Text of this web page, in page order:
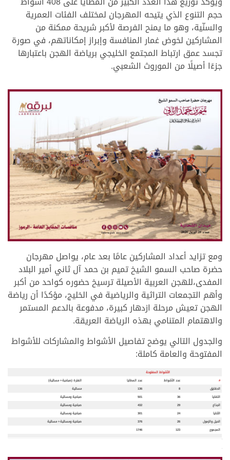
حجم التنوع الذي يتيحه المهرجان لمختلف الفئات العمرية
والسنّية، وهو ما يمنح الفرصة لأكبر شريحة ممكنة من
المشاركين لخوض غمار المنافسة وإبراز إمكاناتهم، في صورة
تجسد عمق ارتباط المجتمع الخليجي برياضة الهجن باعتبارها
جزءًا أصيلًا من الموروث الشعبي.
.
ومع تزايد أعداد المشاركين عامًا بعد عام، يواصل مهرجان
حضرة صاحب السمو الشيخ تميم بن حمد آل ثاني أمير البلاد
المفدى،للهجن العربية الأصيلة ترسيخ حضوره كواحد من أكبر
وأهم التجمعات التراثية والرياضية في الخليج، مؤكدًا أن رياضة
الهجن تعيش مرحلة ازدهار كبيرة، مدفوعة بالدعم المستمر
والاهتمام المتنامي بهذه الرياضة العريقة.
والجدول التالي يوضح تفاصيل الأشواط والمشاركات للأشواط
المفتوحة والعامة كاملة:
الأشواط المفتوحة
#
عدد الأشواط عدد المطايا
الفترة (صباحية+ مسائية)
الحقايق
8
136
مسائية
اللقايا
36
501
صباحية ومسائية
الجذاع
29
432
صباحية ومسائية
الثنايا
24
301
صباحية ومسائية
الحيل والزمول
26
376
صباحية ومسائية+ مسائية
المجموع
123
1746
>
>